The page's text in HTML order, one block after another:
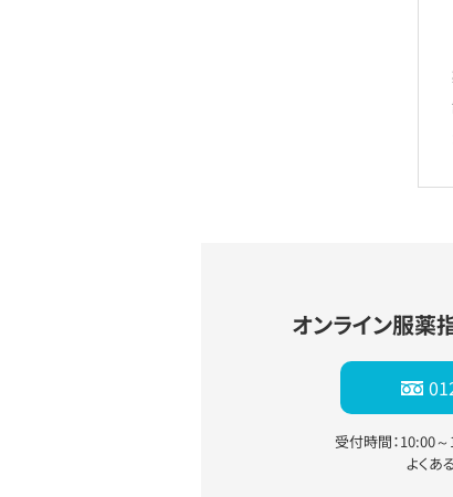
オンライン服薬
受付時間：10:00～
よくあ